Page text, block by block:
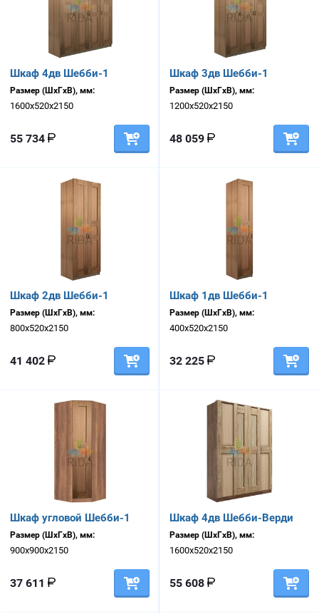
Шкаф 4дв Шебби-1
Размер (ШхГхВ), мм:
1600х520х2150
55 734
Шкаф 3дв Шебби-1
Размер (ШхГхВ), мм:
1200х520х2150
48 059
Шкаф 2дв Шебби-1
Размер (ШхГхВ), мм:
800х520х2150
41 402
Шкаф 1дв Шебби-1
Размер (ШхГхВ), мм:
400х520х2150
32 225
Шкаф угловой Шебби-1
Размер (ШхГхВ), мм:
900х900х2150
37 611
Шкаф 4дв Шебби-Верди
Размер (ШхГхВ), мм:
1600х520х2150
55 608